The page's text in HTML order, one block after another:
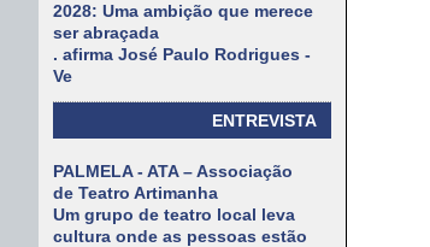
2028: Uma ambição que merece
ser abraçada
. afirma José Paulo Rodrigues -
Ve
ENTREVISTA
PALMELA - ATA – Associação
de Teatro Artimanha
Um grupo de teatro local leva
cultura onde as pessoas estão